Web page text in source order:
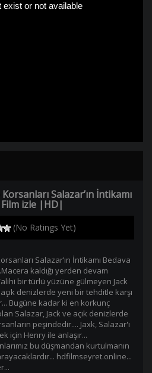
Salazar’ın İntikamı
Film izle |HD|
(No Ratings Yet)
Salazar’ın İntikamı Bedava
kaldığı yerden devam
bir türlü yüzüne gülmeyen Jack
denizlerde yeni bir tehditle karşı
Bugüne kadar ki en korkunç
Salazar, Jack ve açık denizlerde
peşindedir.... Jaxk, Salazar'ı
için Henry ile anlaşır...
bu düşmandan kurtulmanın
hdfilmseyret.online...